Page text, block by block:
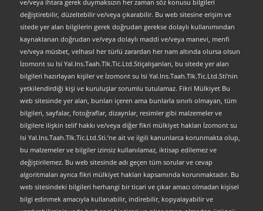
ve/veya ihtara gerek duymaksızın her zaman söz konusu bilgileri
değiştirebilir, düzeltebilir ve/veya çıkarabilir. Bu web sitesine erişim ve
sitede yer alan bilgilerin gerek doğrudan gerekse dolaylı kullanımından
kaynaklanan doğrudan ve/veya dolaylı maddi ve/veya manevi, menfi
ve/veya müsbet, velhasıl her türlü zarardan her nam altında olursa olsun
İzomont su Isi Yal.Ins.Taah.Tlk.Tic.Ltd.Stiçalışanları, bu sitede yer alan
bilgileri hazırlayan kişiler ve İzomont su Isi Yal.Ins.Taah.Tlk.Tic.Ltd.Sti’nin
yetkilendirdiği kişi ve kuruluşlar sorumlu tutulamaz. Fikri Mülkiyet Bu
web sitesinde yer alan, bunları içeren ama bunlarla sınırlı olmayan, tüm
bilgileri, sayfalar, fotoğraflar, dizaynlar, resimler gibi malzemeler ve
bilgilere ilişkin telif hakkı ve/veya diğer fikri mülkiyet hakları İzomont su
Isi Yal.Ins.Taah.Tlk.Tic.Ltd.Sti.’ne ait ve ilgili kanunlarca korunmakta olup,
bu malzemeler ve bilgiler izinsiz kullanılamaz, iktisap edilemez ve
değiştirilemez. Bu web sitesinde adı geçen tüm sorular ve cevap
algoritmaları ayrıca fikri mülkiyet hakları kapsamında korunmaktadır. Bu
web sitesindeki bilgileri herhangi bir ticari ve çıkar amacı olmadan kişisel
bilgi edinmek amacıyla kullanabilir, indirebilir, kopyalayabilir ve